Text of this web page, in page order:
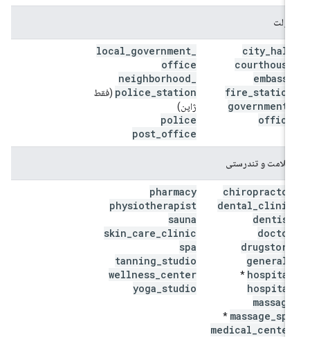
city_
courthouse
embassy
fire_station
government
office
local_government
office
neighborhood
police_station
(فقط
ژاپن)
police
post_office
سلامت و تندرستی
chiropractor
dental_clinic
dentist
doctor
drugstore
general
hospital
*
hospital
massage
massage
*
medical_center
pharmacy
physiotherapist
sauna
skin_care_clinic
tanning_studio
wellness_center
yoga_studio